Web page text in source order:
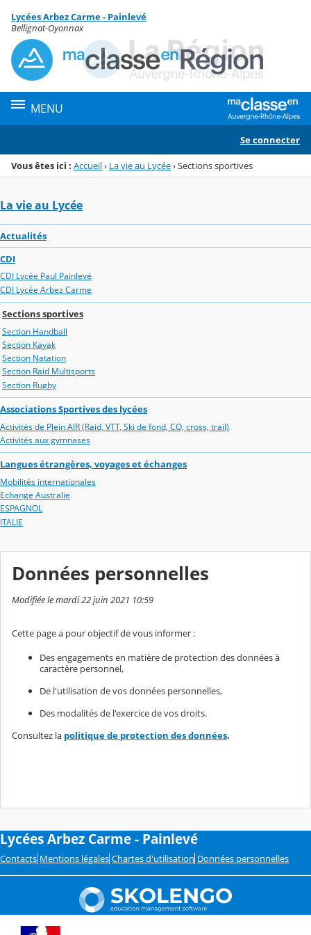
Menu de la rubrique
Contenu
Lycées Arbez Carme - Painlevé
Bellignat-Oyonnax
MENU
Se connecter
Vous êtes ici : Accueil› La vie au Lycée›Sections sportives
La vie au Lycée
Actualités
CDI
CDI Lycée Paul Painlevé
CDI Lycée Arbez Carme
Sections sportives
Section Handball
Section Kayak
Section Natation
Section Raid Multisports
Section Rugby
Associations Sportives des lycées
Activités de Plein AIR (Raid, VTT, Ski de fond, CO, cross, trail)
Activités aux gymnases
Langues étrangères, voyages et échanges
Mobilités internationales
Echange Australie
ESPAGNOL
ITALIE
Données personnelles
Modifiée le mardi 22 juin 2021 10:59
Cette page a pour objectif de vous informer :
Des engagements en matière de protection des données à
caractère personnel,
De l'utilisation de vos données personnelles,
Des modalités de l'exercice de vos droits.
Consultez la politique de protection des données.
Lycées Arbez Carme - Painlevé
Contacts Mentions légales Chartes d'utilisation Données personnelles